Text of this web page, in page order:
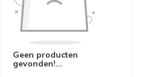
Geen producten
gevonden!...